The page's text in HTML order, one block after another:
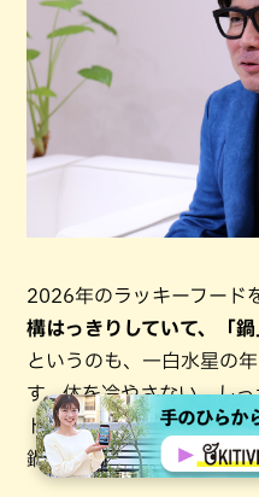
2026年のラッキーフード
構はっきりしていて、「鍋
というのも、一白水星の
す。体を冷やさない、し
トになってきます。その
鍋料理です。